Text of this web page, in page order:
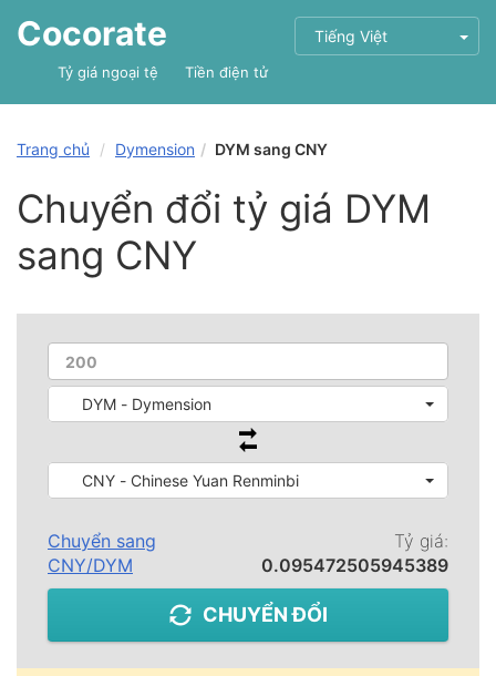
Cocorate Tiếng Việt
Tỷ giá ngoại tệ Tiền điện tử
Trang chủ Dymension DYM sang CNY
Chuyển đổi tỷ giá DYM
sang CNY
DYM - Dymension
CNY - Chinese Yuan Renminbi
Chuyển sang
CNY/DYM
Tỷ giá:
0.095472505945389
CHUYỂN ĐỔI